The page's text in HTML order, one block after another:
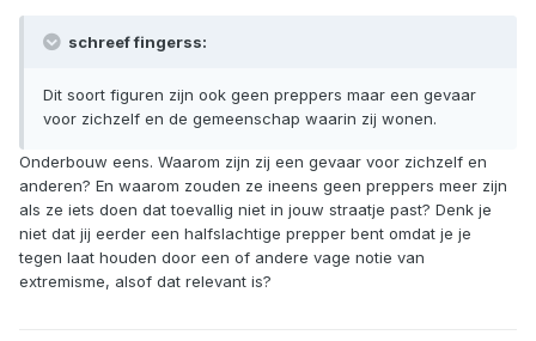
schreef fingerss:
Dit soort figuren zijn ook geen preppers maar een gevaar
voor zichzelf en de gemeenschap waarin zij wonen.
Onderbouw eens. Waarom zijn zij een gevaar voor zichzelf en
anderen? En waarom zouden ze ineens geen preppers meer zijn
als ze iets doen dat toevallig niet in jouw straatje past? Denk je
niet dat jij eerder een halfslachtige prepper bent omdat je je
tegen laat houden door een of andere vage notie van
extremisme, alsof dat relevant is?